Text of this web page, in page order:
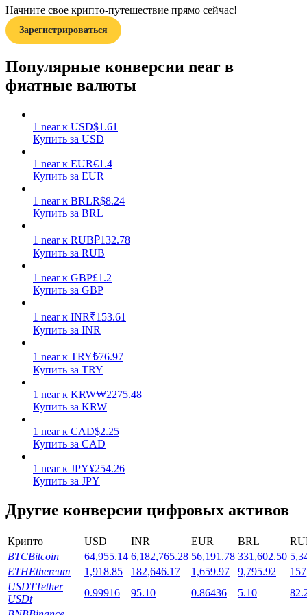
Силовая свинья
Стейкинг
Высокая прибыль и мгновенный доступ
Launchpool
Гибкая ставка для заработка популярных токенов
Начните свое крипто-путешествие прямо сейчас!
Зарегистрироваться
Популярные конверсии near в
фиатные валюты
1 near к USD$1.61
Купить за USD
1 near к EUR€1.4
Купить за EUR
1 near к BRLR$8.24
Купить за BRL
1 near к RUB₽132.78
Купить за RUB
1 near к GBP£1.2
Купить за GBP
1 near к INR₹153.61
Купить за INR
1 near к TRY₺76.97
Купить за TRY
1 near к KRW₩2275.48
Купить за KRW
1 near к CAD$2.25
Купить за CAD
1 near к JPY¥254.26
Купить за JPY
Другие конверсии цифровых активов
Крипто USD INR EUR BRL
BTCBitcoin 64,955.14 6,182,765.28 56,191.78 331,602.50
ETHEthereum 1,918.85 182,646.17 1,659.97 9,795.92
USDTTether
USDt
0.99916 95.10 0.86436 5.10